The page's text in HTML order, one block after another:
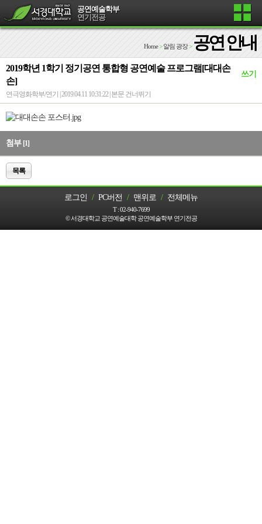
공연예술학부
연기전공
Home> 알림 광장> 공연 안내
2019학년 1학기 정기공연 통합형 공연예술 프로그램[대대손
손]
쓰기
연극영화학부/연기 | 2019.04.11 10:31:22 | 본문 건너뛰기
첨부 [1]
목록
로그인 / PC버전 / 맨위로 / 전체메뉴
T :02-940-7699
© 서경대학교 공연예술대학 공연예술학부 연기전공